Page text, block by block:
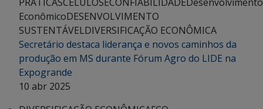
EconômicoDESENVOLVIMENTO
SUSTENTÁVELDIVERSIFICAÇÃO ECONÔMICA
Secretário destaca liderança e novos caminhos da
produção em MS durante Fórum Agro do LIDE na
Expogrande
10 abr 2025